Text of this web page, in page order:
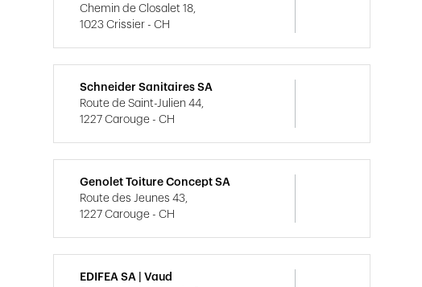
Chemin de Closalet 18,
1023 Crissier - CH
Schneider Sanitaires SA
Route de Saint-Julien 44,
1227 Carouge - CH
Genolet Toiture Concept SA
Route des Jeunes 43,
1227 Carouge - CH
EDIFEA SA | Vaud